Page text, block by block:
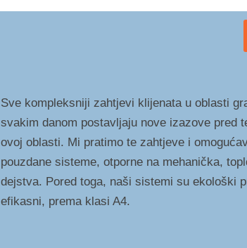
Sve kompleksniji zahtjevi klijenata u oblasti
svakim danom postavljaju nove izazove pred
ovoj oblasti. Mi pratimo te zahtjeve i
pouzdane sisteme, otporne na mehanička,
dejstva. Pored toga, naši sistemi su ekološki
efikasni, prema klasi A4.